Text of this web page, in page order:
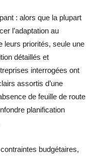
: alors que la plupart
l’adaptation au
priorités, seule une
détaillés et
interrogées ont
assortis d’une
de feuille de route
planification
budgétaires,